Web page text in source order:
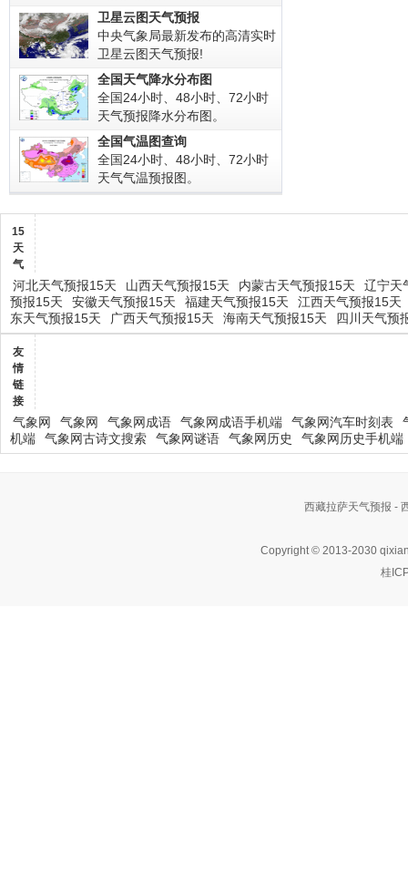
卫星云图天气预报
中央气象局最新发布的高清实时
卫星云图天气预报!
全国天气降水分布图
全国24小时、48小时、72小时
天气预报降水分布图。
全国气温图查询
全国24小时、48小时、72小时
天气气温预报图。
15
天
气
河北天气预报15天 山西天气预报15天 内蒙古天气预报15天
辽宁天
预报15天
安徽天气预报15天 福建天气预报15天
江西天气预报15天
东天气预报15天
广西天气预报15天 海南天气预报15天 四川天气预
友
情
链
接
气象网 气象网 气象网成语 气象网成语手机端 气象网汽车时刻表
机端
气象网古诗文搜索 气象网谜语 气象网历史 气象网历史手机端
西藏拉萨天气预报 -
Copyright © 2013-2030
桂